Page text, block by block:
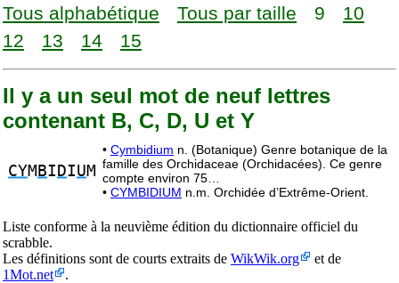
Tous alphabétique Tous par taille 9
10
12
13 14 15
Il y a un seul mot de neuf lettres
contenant B, C, D, U et Y
CYM BI DIUM
• Cymbidium n. (Botanique) Genre botanique de la
famille des Orchidaceae (Orchidacées). Ce genre
compte environ 75…
• CYMBIDIUM n.m. Orchidée d’Extrême-Orient.
Liste conforme à la neuvième édition du dictionnaire officiel du
scrabble.
Les définitions sont de courts extraits de WikWik.org
et de
1Mot.net
.